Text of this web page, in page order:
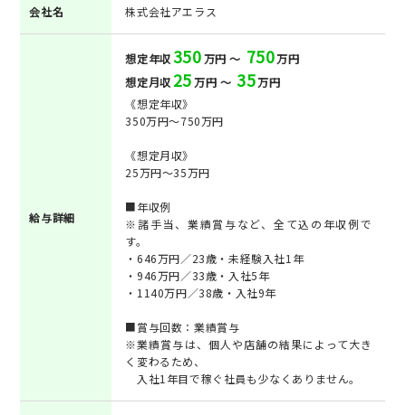
会社名 株式会社アエラス
給与詳細
想定年収350万円 ～ 750万円
想定月収 25万円 ～ 35万円
《想定年収》
350万円～750万円
《想定月収》
25万円～35万円
■年収例
※諸手当、業績賞与など、全て込の年収例で
す。
・646万円／23歳・未経験入社1年
・946万円／33歳・入社5年
・1140万円／38歳・入社9年
■賞与回数：業績賞与
※業績賞与は、個人や店舗の結果によって大き
く変わるため、
入社1年目で稼ぐ社員も少なくありません。